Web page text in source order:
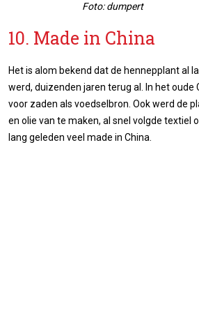
Foto: dumpert
10. Made in China
Het is alom bekend dat de hennepplant al
werd, duizenden jaren terug al. In het oude
voor zaden als voedselbron. Ook werd de
en olie van te maken, al snel volgde textiel
lang geleden veel made in China.